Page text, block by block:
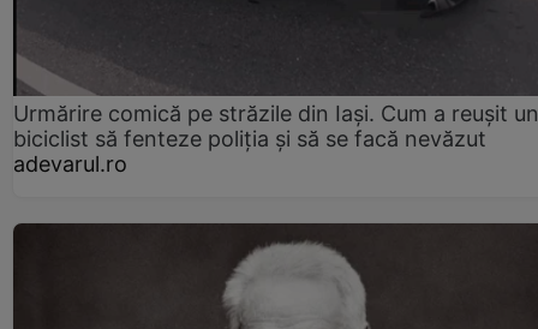
Urmărire comică pe străzile din Iași. Cum a reușit un
biciclist să fenteze poliția și să se facă nevăzut
adevarul.ro